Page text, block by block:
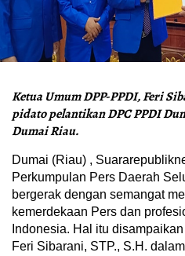
Ketua Umum DPP-PPDI, Feri
pidato pelantikan DPC PPDI
Dumai Riau.
Dumai (Riau) ,
Perkumpulan Pers Daerah
bergerak dengan semangat
kemerdekaan Pers dan
Indonesia. Hal itu
Feri Sibarani, STP., S.H.